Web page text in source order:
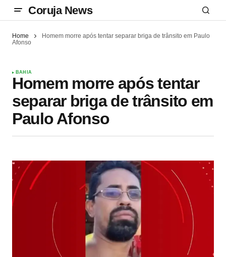
Coruja News
Home
Homem morre após tentar separar briga de trânsito em Paulo
Afonso
BAHIA
Homem morre após tentar
separar briga de trânsito em
Paulo Afonso